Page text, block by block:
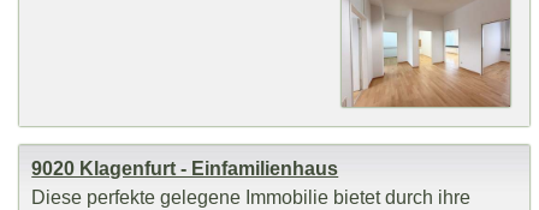
9020 Klagenfurt - Einfamilienhaus
Diese perfekte gelegene Immobilie bietet durch ihre